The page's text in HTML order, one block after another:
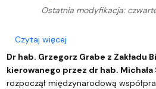
Ostatnia modyfikacja:
Czytaj więcejo Wspólny projekt
Dr hab. Grzegorz Grabe z Zakładu
kierowanego przez dr hab.
rozpoczął międzynarodową